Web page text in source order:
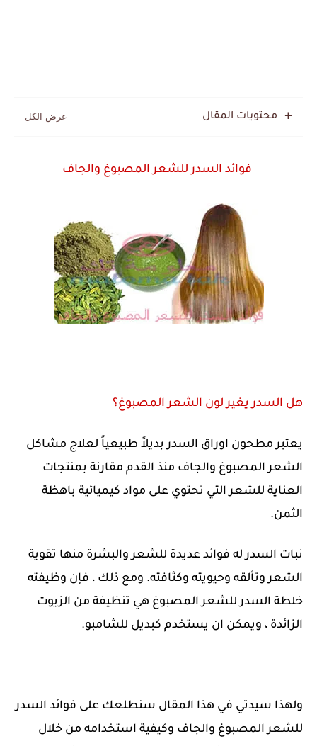
محتويات المقال
فوائد السدر للشعر المصبوغ والجاف
هل السدر يغير لون الشعر المصبوغ؟
يعتبر مطحون اوراق السدر بديلاً طبيعياً لعلاج مشاكل
الشعر المصبوغ والجاف منذ القدم مقارنة بمنتجات
العناية للشعر التي تحتوي على مواد كيميائية باهظة
الثمن.
نبات السدر له فوائد عديدة للشعر والبشرة منها تقوية
الشعر وتألقه وحيويته وكثافته. ومع ذلك ، فإن وظيفته
خلطة السدر للشعر المصبوغ هي تنظيفة من الزيوت
الزائدة ، ويمكن ان يستخدم كبديل للشامبو.
ولهذا سيدتي في هذا المقال سنطلعك على فوائد السدر
للشعر المصبوغ والجاف وكيفية استخدامه من خلال